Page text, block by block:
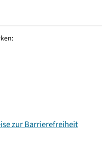
zur Barrierefreiheit